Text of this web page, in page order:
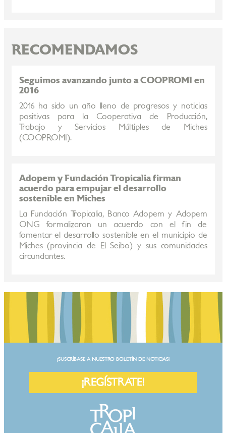
RECOMENDAMOS
Seguimos avanzando junto a COOPROMI en
2016
2016 ha sido un año lleno de progresos y noticias
positivas para la Cooperativa de Producción,
Trabajo y Servicios Múltiples de Miches
(COOPROMI).
Adopem y Fundación Tropicalia firman
acuerdo para empujar el desarrollo
sostenible en Miches
La Fundación Tropicalia, Banco Adopem y Adopem
ONG formalizaron un acuerdo con el fin de
fomentar el desarrollo sostenible en el municipio de
Miches (provincia de El Seibo) y sus comunidades
circundantes.
¡SUSCRÍBASE A NUESTRO BOLETÍN DE NOTICIAS!
¡REGÍSTRATE!